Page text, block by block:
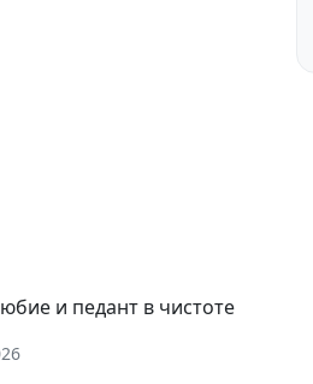
и педант в чистоте